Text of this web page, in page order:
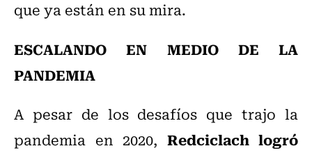
que ya están en su mira.
ESCALANDO EN MEDIO DE LA
PANDEMIA
A pesar de los desafíos que trajo la
pandemia en 2020, Redciclach logró